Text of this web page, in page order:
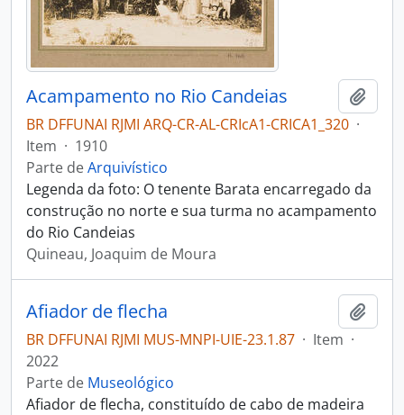
Acampamento no Rio Candeias
BR DFFUNAI RJMI ARQ-CR-AL-CRIcA1-CRICA1_320 ·
Item · 1910
Parte deArquivístico
Legenda da foto: O tenente Barata encarregado da
construção no norte e sua turma no acampamento
do Rio Candeias
Quineau, Joaquim de Moura
Afiador de flecha
BR DFFUNAI RJMI MUS-MNPI-UIE-23.1.87 · Item ·
2022
Parte de Museológico
Afiador de flecha, constituído de cabo de madeira